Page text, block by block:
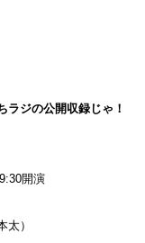
ラジの公開収録じゃ！
開演
）